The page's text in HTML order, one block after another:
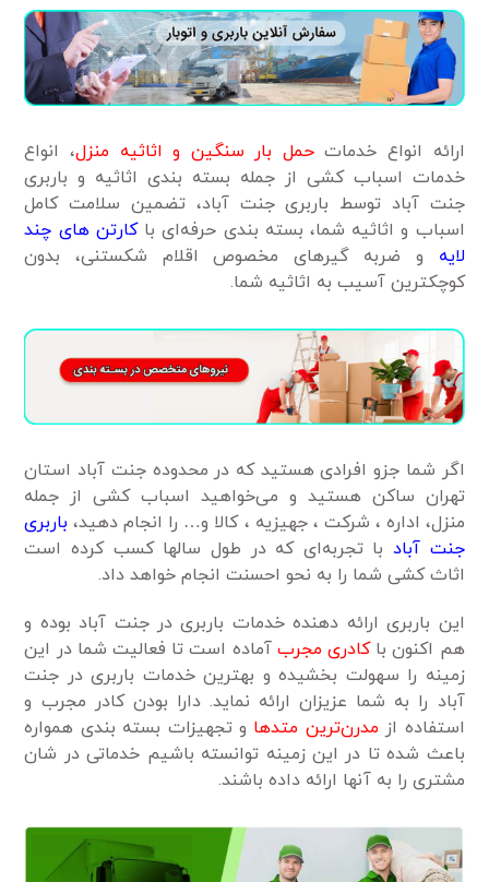
ارائه انواع خدماتحمل بار سنگین و اثاثیه منزل، انواع
خدمات اسباب کشی از جمله بسته بندی اثاثیه و باربری
جنت آباد توسط باربری جنت آباد، تضمین سلامت کامل
اسباب و اثاثیه شما، بسته بندی حرفه‌ای باکارتن های چند
لایه و ضربه گیرهای مخصوص اقلام شکستنی، بدون
کوچکترین آسیب به اثاثیه شما.
اگر شما جزو افرادی هستید که در محدوده جنت آباد استان
تهران ساکن هستید و می‌خواهید اسباب کشی از جمله
منزل، اداره ، شرکت ، جهیزیه ، کالا و… را انجام دهید، باربری
جنت آباد با تجربه‌ای که در طول سالها کسب کرده است
اثاث کشی شما را به نحو احسنت انجام خواهد داد.
این باربری ارائه دهنده خدمات باربری در جنت آباد بوده و
هم اکنون باکادری مجرب آماده است تا فعالیت شما در این
زمینه را سهولت بخشیده و بهترین خدمات باربری در جنت
آباد را به شما عزیزان ارائه نماید. دارا بودن کادر مجرب و
استفاده از مدرن‌ترین متدها و تجهیزات بسته بندی همواره
باعث شده تا در این زمینه توانسته باشیم خدماتی در شان
مشتری را به آنها ارائه داده باشند.